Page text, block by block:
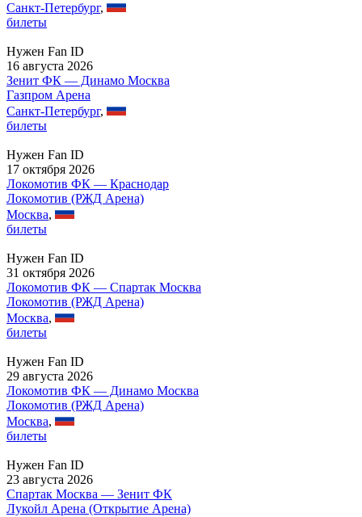
Санкт-Петербург,
билеты
Нужен Fan ID
16 августа 2026
Зенит ФК — Динамо Москва
Газпром Арена
Санкт-Петербург,
билеты
Нужен Fan ID
17 октября 2026
Локомотив ФК — Краснодар
Локомотив (РЖД Арена)
Москва,
билеты
Нужен Fan ID
31 октября 2026
Локомотив ФК — Спартак Москва
Локомотив (РЖД Арена)
Москва,
билеты
Нужен Fan ID
29 августа 2026
Локомотив ФК — Динамо Москва
Локомотив (РЖД Арена)
Москва,
билеты
Нужен Fan ID
23 августа 2026
Спартак Москва — Зенит ФК
Лукойл Арена (Открытие Арена)